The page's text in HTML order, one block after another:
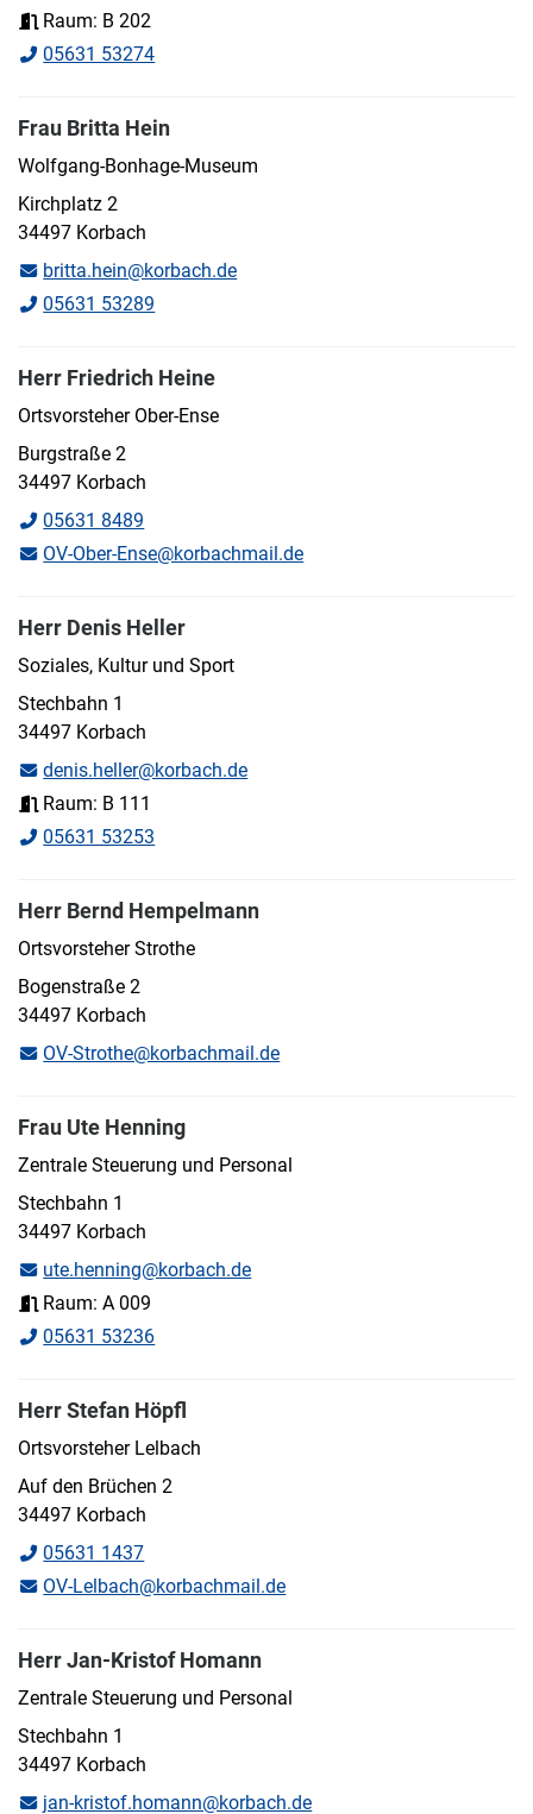
Raum: B 202
05631 53274
Frau Britta Hein
Wolfgang-Bonhage-Museum
Kirchplatz 2
34497 Korbach
britta.hein@korbach.de
05631 53289
Herr Friedrich Heine
Ortsvorsteher Ober-Ense
Burgstraße 2
34497 Korbach
05631 8489
OV-Ober-Ense@korbachmail.de
Herr Denis Heller
Soziales, Kultur und Sport
Stechbahn 1
34497 Korbach
denis.heller@korbach.de
Raum: B 111
05631 53253
Herr Bernd Hempelmann
Ortsvorsteher Strothe
Bogenstraße 2
34497 Korbach
OV-Strothe@korbachmail.de
Frau Ute Henning
Zentrale Steuerung und Personal
Stechbahn 1
34497 Korbach
ute.henning@korbach.de
Raum: A 009
05631 53236
Herr Stefan Höpfl
Ortsvorsteher Lelbach
Auf den Brüchen 2
34497 Korbach
05631 1437
OV-Lelbach@korbachmail.de
Herr Jan-Kristof Homann
Zentrale Steuerung und Personal
Stechbahn 1
34497 Korbach
jan-kristof.homann@korbach.de